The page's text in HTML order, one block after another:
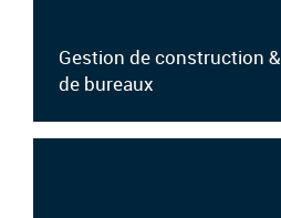
Gestion de construction
de bureaux